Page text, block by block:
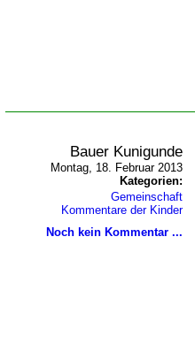
Bauer Kunigunde
Montag, 18. Februar 2013
Kategorien:
Gemeinschaft
Kommentare der Kinder
Noch kein Kommentar ...